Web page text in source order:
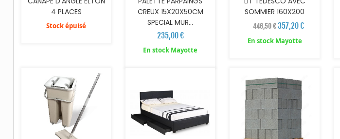
4 PLACES
Stock épuisé
CREUX 15X20X50CM
SPECIAL MUR...
235,00 €
En stock Mayotte
SOMMIER 160X200
446,50 € 357,20 €
En stock Mayotte
AJOUTER AU PANIER AJOUTER AU PANIER